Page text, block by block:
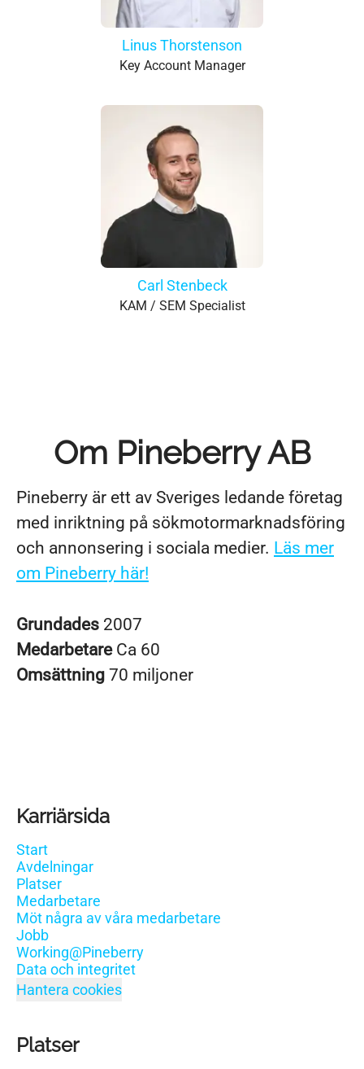
Linus Thorstenson
Key Account Manager
Carl Stenbeck
KAM / SEM Specialist
Om Pineberry AB
Pineberry är ett av Sveriges ledande företag
med inriktning på sökmotormarknadsföring
och annonsering i sociala medier. Läs mer
om Pineberry här!
Grundades 2007
Medarbetare Ca 60
Omsättning 70 miljoner
Karriärsida
Start
Avdelningar
Platser
Medarbetare
Möt några av våra medarbetare
Jobb
Working@Pineberry
Data och integritet
Hantera cookies
Platser